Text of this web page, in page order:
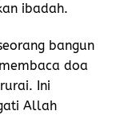
ibadah.
bangun
doa
Ini
Allah